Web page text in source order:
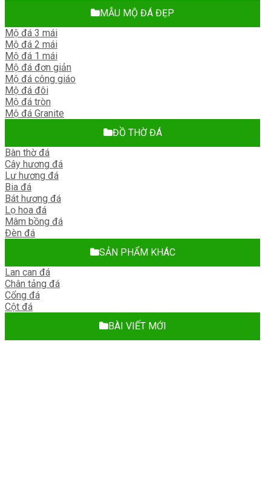
MẪU MỘ ĐÁ ĐẸP
Mộ đá 3 mái
Mộ đá 2 mái
Mộ đá 1 mái
Mộ đá đơn giản
Mộ đá công giáo
Mộ đá đôi
Mộ đá tròn
Mộ đá Granite
ĐỒ THỜ ĐÁ
Bàn thờ đá
Cây hương đá
Lư hương đá
Bia đá
Bát hương đá
Lọ hoa đá
Mâm bồng đá
Đèn đá
SẢN PHẨM KHÁC
Lan can đá
Chân tảng đá
Cổng đá
Cột đá
BÀI VIẾT MỚI